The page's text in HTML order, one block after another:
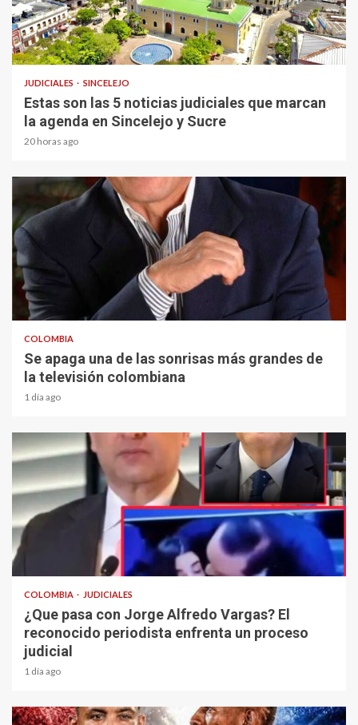
1 min read
JUDICIALES SINCELEJO
Estas son las 5 noticias judiciales que marcan
la agenda en Sincelejo y Sucre
20 horas ago
1 min read
COLOMBIA
Se apaga una de las sonrisas más grandes de
la televisión colombiana
1 día ago
COLOMBIA JUDICIALES
¿Que pasa con Jorge Alfredo Vargas? El
reconocido periodista enfrenta un proceso
judicial
1 día ago